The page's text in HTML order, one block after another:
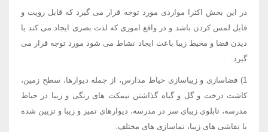
در این بخش اکثرا مواردی مورد توجه قرار می گیرد که قابل رویت و
قابل لمس کردن باشد و در واقع اموری که لذت بصری ایجاد می کند یا
دیدن فضا و محیط زیبا باعث ایجاد نشاط می شود مورد توجه قرار می
گیرد.
1) فضاسازی و زیباسازی حیاط مدارس، از جمله دیوارها، سطح زمین،
کاشت درخت و گل و گیاه گذاشتن نیمکت های رنگی و زیبا در حیاط
مدرسه، تابلوی زیبای سر در مدرسه، دیوارهای تمیز و زیبا و تزیین شده
با نقاشی های زیبا، نماسازی های مختلف.